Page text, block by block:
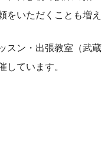
をいただくことも増え
スン・出張教室（武蔵
ています。